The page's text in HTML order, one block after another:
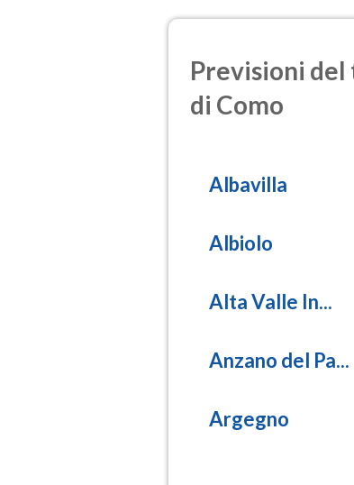
Previsioni
di Como
Albavilla
Albiolo
Alta Valle In...
Anzano del Pa...
Argegno